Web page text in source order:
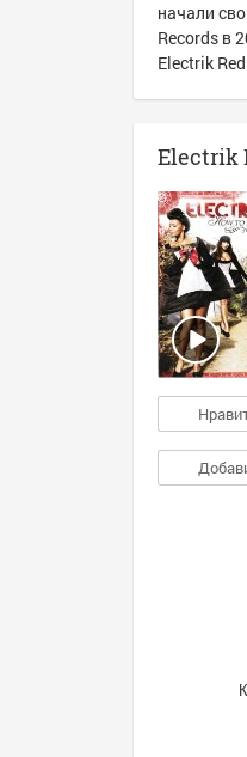
начали
Records в
Electrik
Electrik